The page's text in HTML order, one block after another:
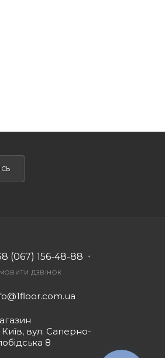
(067) 156-48-88
ДЗВІНОК
Київ, вул. Саперно-
8